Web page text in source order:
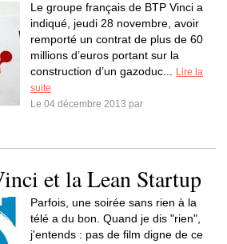
Le groupe français de BTP Vinci a
indiqué, jeudi 28 novembre, avoir
remporté un contrat de plus de 60
millions d’euros portant sur la
construction d’un gazoduc...
Lire la
suite
Le 04 décembre 2013 par
et la Lean Startup
Parfois, une soirée sans rien à la
télé a du bon. Quand je dis "rien",
j'entends : pas de film digne de ce